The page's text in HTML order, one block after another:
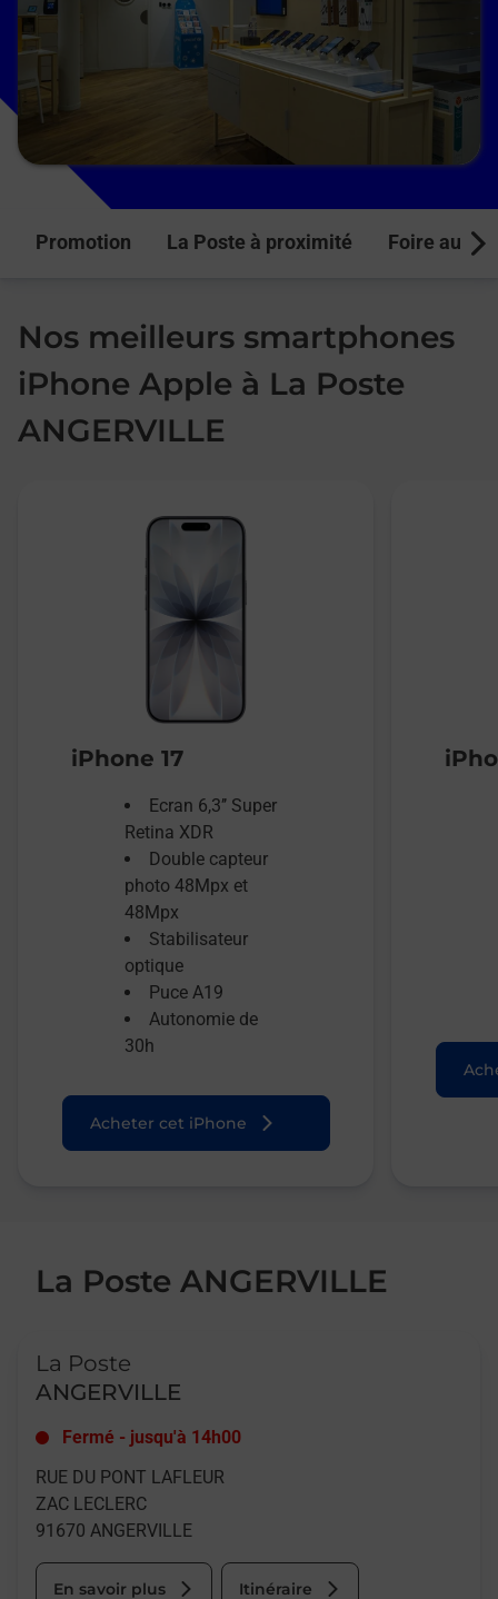
Promotion La Poste à proximité Foire aux
Nos meilleurs smartphones
iPhone Apple à La Poste
ANGERVILLE
iPhone 17
Ecran 6,3’’ Super
Retina XDR
Double capteur
photo 48Mpx et
48Mpx
Stabilisateur
optique
Puce A19
Autonomie de
30h
Acheter cet iPhone
La Poste ANGERVILLE
La Poste
ANGERVILLE
Fermé - jusqu'à 14h00
RUE DU PONT LAFLEUR
ZAC LECLERC
91670 ANGERVILLE
En savoir plus Itinéraire